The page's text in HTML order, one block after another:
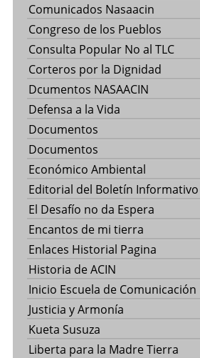
Comunicados Nasaacin
Congreso de los Pueblos
Consulta Popular No al TLC
Corteros por la Dignidad
Dcumentos NASAACIN
Defensa a la Vida
Documentos
Documentos
Económico Ambiental
Editorial del Boletín Informativo
El Desafío no da Espera
Encantos de mi tierra
Enlaces Historial Pagina
Historia de ACIN
Inicio Escuela de Comunicación
Justicia y Armonía
Kueta Susuza
Liberta para la Madre Tierra